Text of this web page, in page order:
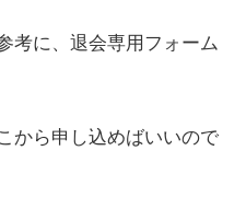
考に、退会専用フォーム
から申し込めばいいので